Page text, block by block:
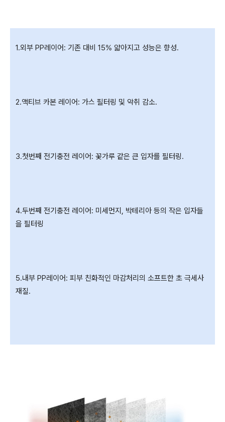
1.외부 PP레이어: 기존 대비 15% 얇아지고 성능은 향성.
2.액티브 카본 레이어: 가스 필터링 및 악취 감소.
3.첫번째 전기충전 레이어: 꽃가루 같은 큰 입자를 필터링.
4.두번째 전기충전 레이어: 미세먼지, 박테리아 등의 작은 입자들
을 필터링
5.내부 PP레이어: 피부 친화적인 마감처리의 소프트한 초 극세사
재질.